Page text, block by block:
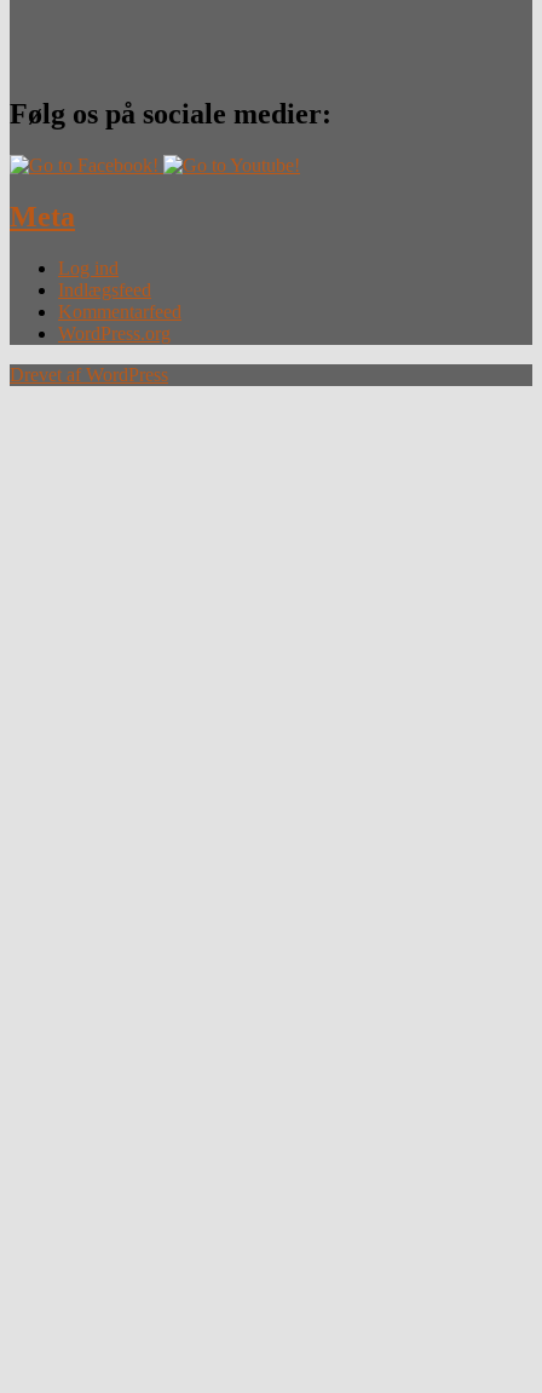
Følg os på sociale medier:
Meta
Log ind
Indlægsfeed
Kommentarfeed
WordPress.org
Drevet af WordPress